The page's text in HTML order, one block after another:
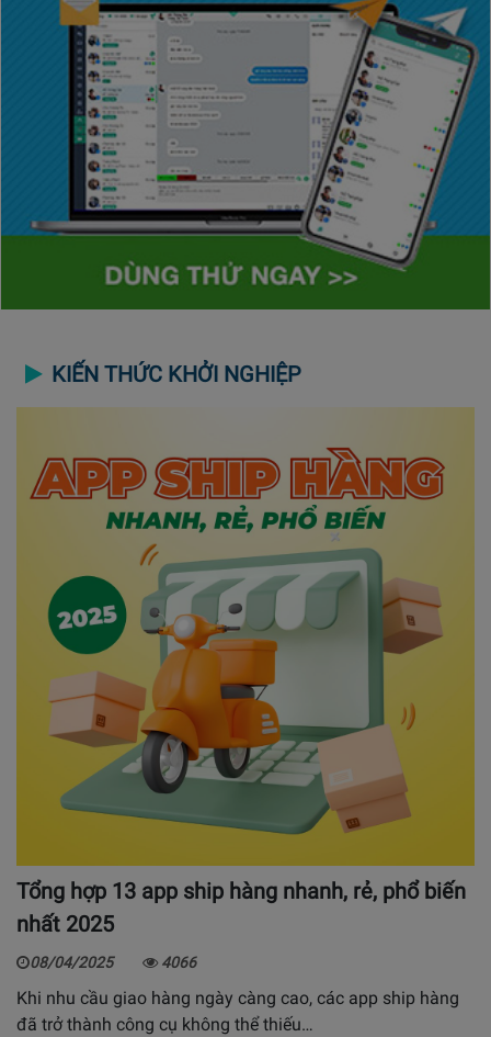
KIẾN THỨC KHỞI NGHIỆP
Tổng hợp 13 app ship hàng nhanh, rẻ, phổ biến
nhất 2025
08/04/2025 4066
Khi nhu cầu giao hàng ngày càng cao, các app ship hàng
đã trở thành công cụ không thể thiếu…